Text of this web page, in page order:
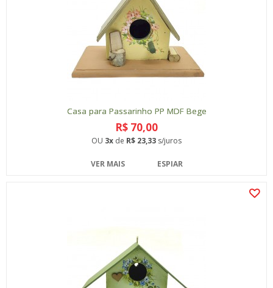
Casa para Passarinho PP MDF Bege
R$ 70,00
OU 3x de R$ 23,33 s/juros
VER MAIS ESPIAR